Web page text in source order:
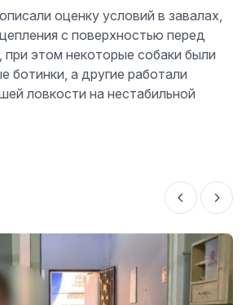
оценку условий в завалах,
с поверхностью перед
этом некоторые собаки были
ботинки, а другие работали
ловкости на нестабильной